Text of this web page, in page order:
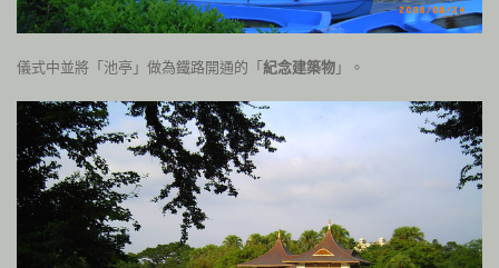
儀式中並將「池亭」做為鐵路開通的「紀念建築物 」。